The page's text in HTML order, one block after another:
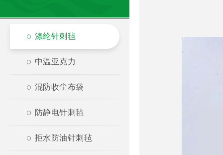
涤纶针刺毡
中温亚克力
混防收尘布袋
防静电针刺毡
拒水防油针刺毡